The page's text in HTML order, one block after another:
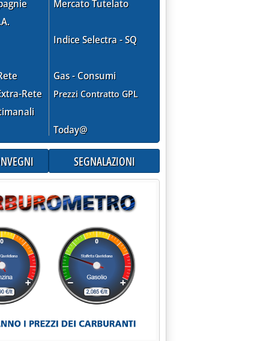
Rete
Mercato Tutelato
Indice Selectra - SQ
Gas - Consumi
Prezzi Contratto GPL
Today@
SEGNALAZIONI